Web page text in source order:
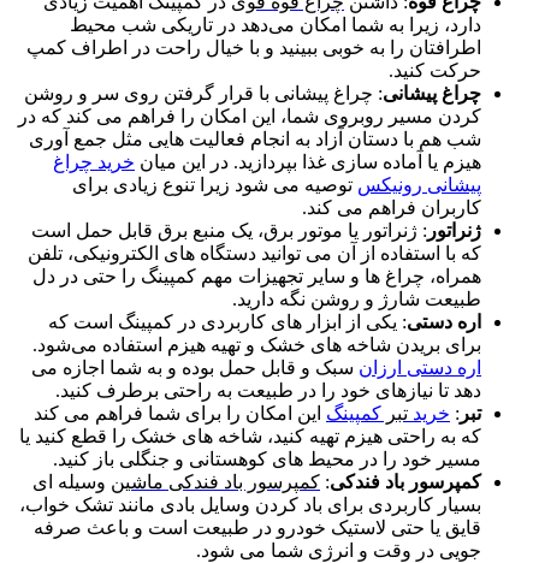
دارد، زیرا به شما امکان می‌دهد در تاریکی شب محیط
اطرافتان را به خوبی ببینید و با خیال راحت در اطراف کمپ
حرکت کنید.
چراغ پیشانی: چراغ پیشانی با قرار گرفتن روی سر و روشن
کردن مسیر روبروی شما، این امکان را فراهم می‌ کند که در
شب هم با دستان آزاد به انجام فعالیت هایی مثل جمع ‌آوری
هیزم یا آماده‌ سازی غذا بپردازید. در این میان خرید چراغ
پیشانی رونیکس توصیه می شود زیرا تنوع زیادی برای
کاربران فراهم می کند.
ژنراتور : ژنراتور یا موتور برق، یک منبع برق قابل حمل است
که با استفاده از آن می ‌توانید دستگاه ‌های الکترونیکی، تلفن
همراه، چراغ‌ ها و سایر تجهیزات مهم کمپینگ را حتی در دل
طبیعت شارژ و روشن نگه دارید.
اره دستی: یکی از ابزار های کاربردی در کمپینگ است که
برای بریدن شاخه‌ های خشک و تهیه هیزم استفاده می‌شود.
اره دستی ارزان سبک و قابل حمل بوده و به شما اجازه می‌
دهد تا نیازهای خود را در طبیعت به راحتی برطرف کنید.
تبر : خرید تبر کمپینگ این امکان را برای شما فراهم می‌ کند
که به راحتی هیزم تهیه کنید، شاخه ‌های خشک را قطع کنید یا
مسیر خود را در محیط‌ های کوهستانی و جنگلی باز کنید.
کمپرسور باد فندکی: کمپرسور باد فندکی ماشین وسیله‌ ای
بسیار کاربردی برای باد کردن وسایل بادی مانند تشک خواب،
قایق یا حتی لاستیک خودرو در طبیعت است و باعث صرفه
‌جویی در وقت و انرژی شما می‌ شود.